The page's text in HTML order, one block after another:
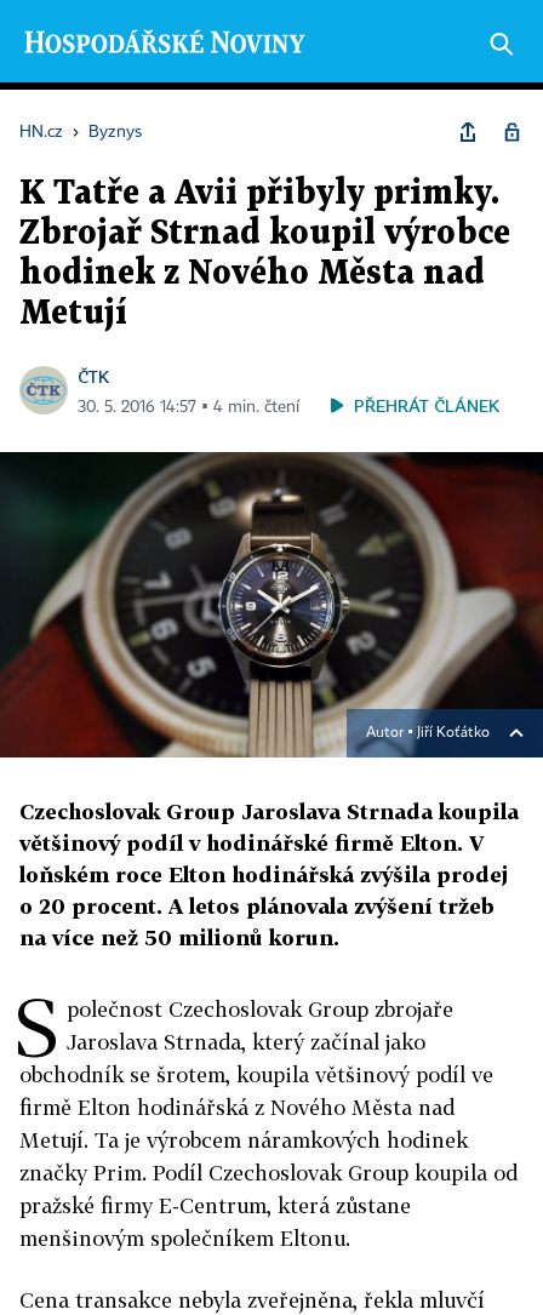
HN.cz › Byznys
K Tatře a Avii přibyly primky.
Zbrojař Strnad koupil výrobce
hodinek z Nového Města nad
Metují
ČTK
30. 5. 2016 14:57 ▪ 4 min. čtení PŘEHRÁT ČLÁNEK
Autor ▪ Jiří Koťátko
Czechoslovak Group Jaroslava Strnada koupila
většinový podíl v hodinářské firmě Elton. V
loňském roce Elton hodinářská zvýšila prodej
o 20 procent. A letos plánovala zvýšení tržeb
na více než 50 milionů korun.
S polečnost Czechoslovak Group zbrojaře
Jaroslava Strnada, který začínal jako
obchodník se šrotem, koupila většinový podíl ve
firmě Elton hodinářská z Nového Města nad
Metují. Ta je výrobcem náramkových hodinek
značky Prim. Podíl Czechoslovak Group koupila od
pražské firmy E-Centrum, která zůstane
menšinovým společníkem Eltonu.
Cena transakce nebyla zveřejněna, řekla mluvčí